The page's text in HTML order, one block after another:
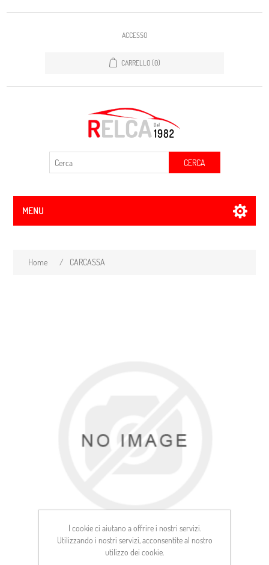
ACCESSO
CARRELLO (0)
CERCA
MENU
Home / CARCASSA
I cookie ci aiutano a offrire i nostri servizi.
Utilizzando i nostri servizi, acconsentite al nostro
utilizzo dei cookie.